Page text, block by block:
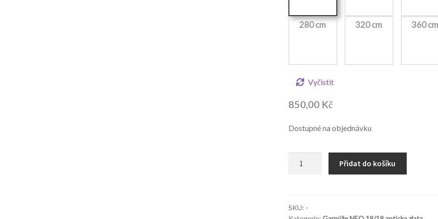
280 cm 320 cm 360 cm
Vyčistit
850,00 Kč
Dostupné na objednávku
anticka
Přidat do košíku
SKU: -